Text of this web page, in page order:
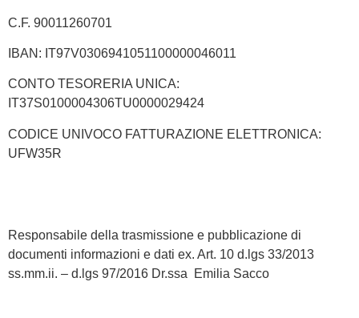
C.F. 90011260701
IBAN: IT97V0306941051100000046011
CONTO TESORERIA UNICA:
IT37S0100004306TU0000029424
CODICE UNIVOCO FATTURAZIONE ELETTRONICA:
UFW35R
Responsabile della trasmissione e pubblicazione di
documenti informazioni e dati ex. Art. 10 d.lgs 33/2013
ss.mm.ii. – d.lgs 97/2016 Dr.ssa Emilia Sacco